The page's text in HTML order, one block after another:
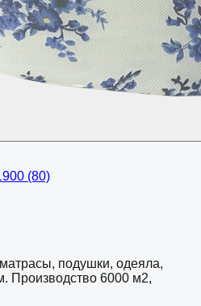
(80)
подушки, одеяла,
Производство 6000 м2,